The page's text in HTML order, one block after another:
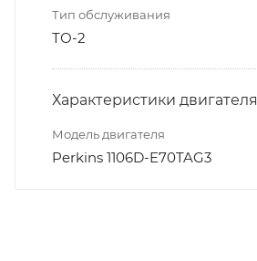
Тип обслуживания
ТО-2
Характеристики двигателя
Модель двигателя
Perkins 1106D-E70TAG3